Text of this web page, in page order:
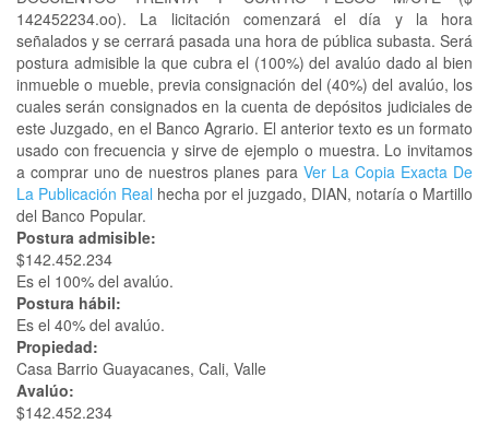
142452234.oo). La licitación comenzará el día y la hora
señalados y se cerrará pasada una hora de pública subasta. Será
postura admisible la que cubra el (100%) del avalúo dado al bien
inmueble o mueble, previa consignación del (40%) del avalúo, los
cuales serán consignados en la cuenta de depósitos judiciales de
este Juzgado, en el Banco Agrario. El anterior texto es un formato
usado con frecuencia y sirve de ejemplo o muestra. Lo invitamos
a comprar uno de nuestros planes para Ver La Copia Exacta De
La Publicación Real hecha por el juzgado, DIAN, notaría o Martillo
del Banco Popular.
Postura admisible:
$142.452.234
Es el 100% del avalúo.
Postura hábil:
Es el 40% del avalúo.
Propiedad:
Casa Barrio Guayacanes, Cali, Valle
Avalúo:
$142.452.234